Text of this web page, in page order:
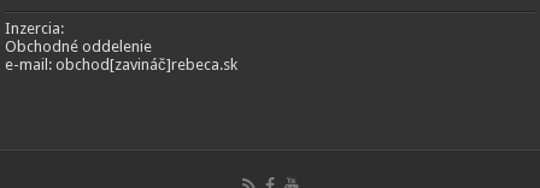
Inzercia:
Obchodné oddelenie
e-mail: obchod[zavináč]rebeca.sk